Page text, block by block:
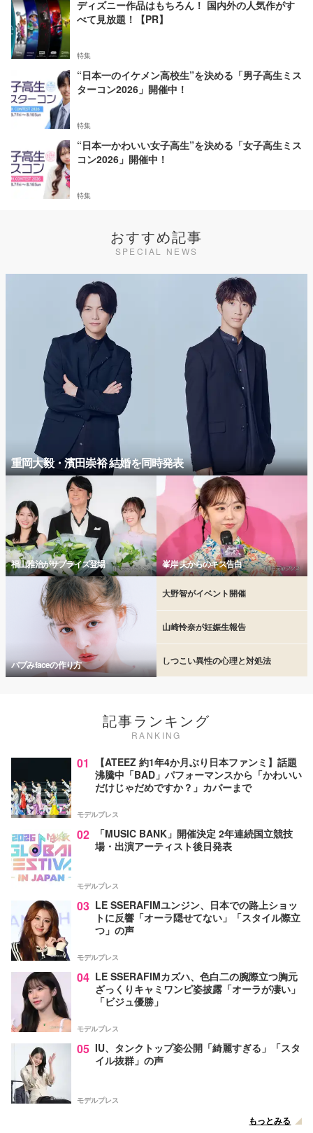
ディズニー作品はもちろん！ 国内外の人気作がす
べて見放題！【PR】
特集
“日本一のイケメン高校生”を決める「男子高生ミス
ターコン2026」開催中！
特集
“日本一かわいい女子高生”を決める「女子高生ミス
コン2026」開催中！
特集
おすすめ記事
SPECIAL NEWS
重岡大毅・濱田崇裕 結婚を同時発表
福山雅治がサプライズ登場 峯岸 夫からのキス告白
バブみfaceの作り方
大野智がイベント開催
山崎怜奈が妊娠生報告
しつこい異性の心理と対処法
記事ランキング
RANKING
01
【ATEEZ 約1年4か月ぶり日本ファンミ】話題
沸騰中「BAD」パフォーマンスから「かわいい
だけじゃだめですか？」カバーまで
モデルプレス
02
「MUSIC BANK」開催決定 2年連続国立競技
場・出演アーティスト後日発表
モデルプレス
03 LE SSERAFIMユンジン、日本での路上ショッ
トに反響「オーラ隠せてない」「スタイル際立
つ」の声
モデルプレス
04 LE SSERAFIMカズハ、色白二の腕際立つ胸元
ざっくりキャミワンピ姿披露「オーラが凄い」
「ビジュ優勝」
モデルプレス
05 IU、タンクトップ姿公開「綺麗すぎる」「スタ
イル抜群」の声
モデルプレス
もっとみる